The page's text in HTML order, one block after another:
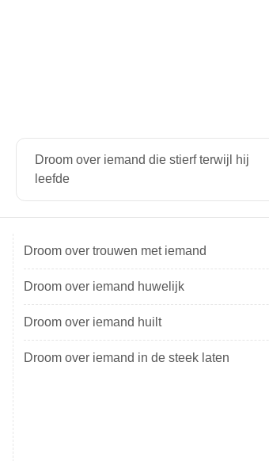
Droom over iemand die stierf terwijl hij
leefde
Droom over trouwen met iemand
Droom over iemand huwelijk
Droom over iemand huilt
Droom over iemand in de steek laten